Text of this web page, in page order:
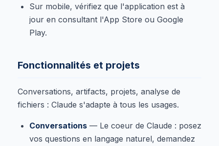
Sur mobile, vérifiez que l'application est à
jour en consultant l'App Store ou Google
Play.
Fonctionnalités et projets
Conversations, artifacts, projets, analyse de
fichiers : Claude s'adapte à tous les usages.
Conversations — Le coeur de Claude : posez
vos questions en langage naturel, demandez